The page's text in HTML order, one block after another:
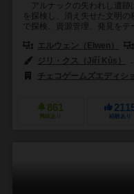
アルナックの失われし遺跡
を探検し、消え失せた文明の
で探検、資源管理、発見を
エルウェン（Elwen）
ジリ・クス（Jiří Kůs）
チェコゲームズエディシ
861
興味あり 経験あり